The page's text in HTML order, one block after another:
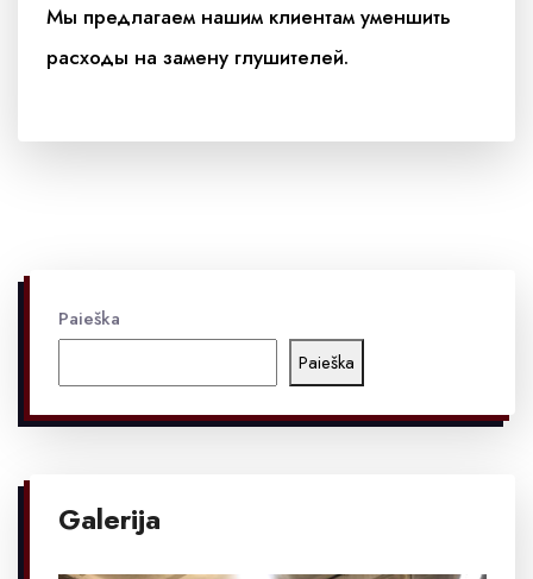
Мы предлагаем нашим клиентам уменшить
расходы на замену глушителей.
Paieška
Paieška
Galerija